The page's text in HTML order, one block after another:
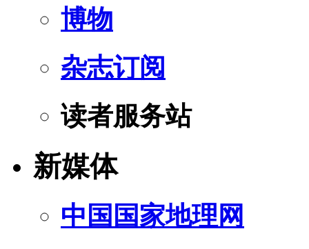
博物
杂志订阅
读者服务站
新媒体
中国国家地理网